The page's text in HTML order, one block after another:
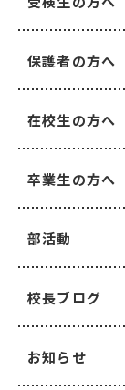
保護者の方へ
在校生の方へ
卒業生の方へ
部活動
校長ブログ
お知らせ